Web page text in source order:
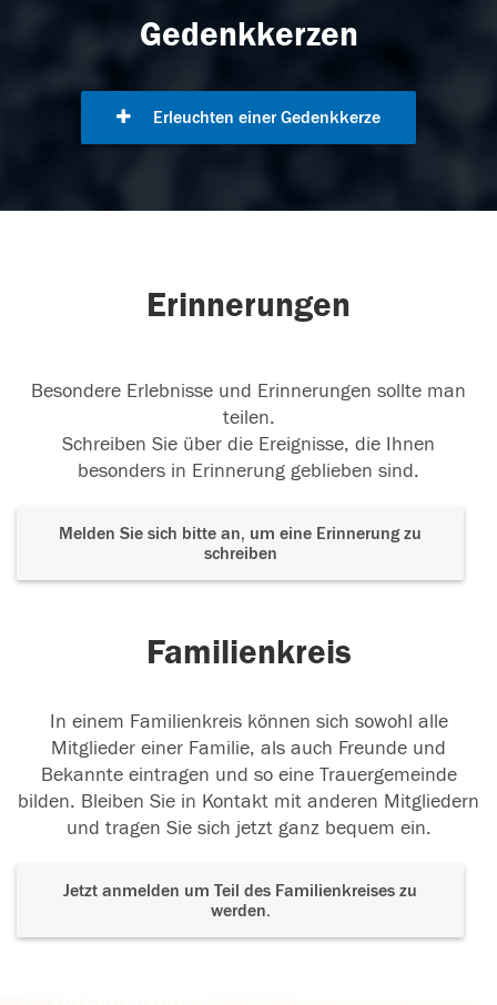
Gedenkkerzen
Erleuchten einer Gedenkkerze
Erinnerungen
Besondere Erlebnisse und Erinnerungen sollte man
teilen.
Schreiben Sie über die Ereignisse, die Ihnen
besonders in Erinnerung geblieben sind.
Melden Sie sich bitte an, um eine Erinnerung zu
schreiben
Familienkreis
In einem Familienkreis können sich sowohl alle
Mitglieder einer Familie, als auch Freunde und
Bekannte eintragen und so eine Trauergemeinde
bilden. Bleiben Sie in Kontakt mit anderen Mitgliedern
und tragen Sie sich jetzt ganz bequem ein.
Jetzt anmelden um Teil des Familienkreises zu
werden.